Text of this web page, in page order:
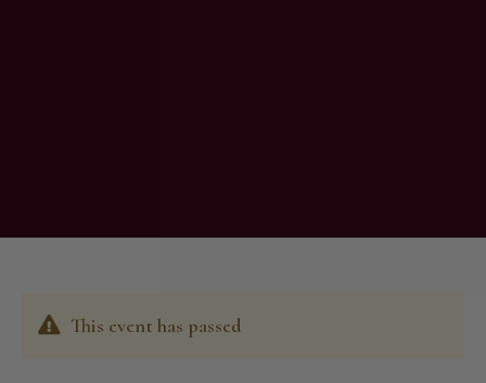
This event has passed